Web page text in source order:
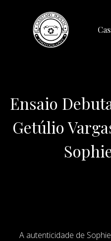
Ensaio
Getúlio
A autenticidade de